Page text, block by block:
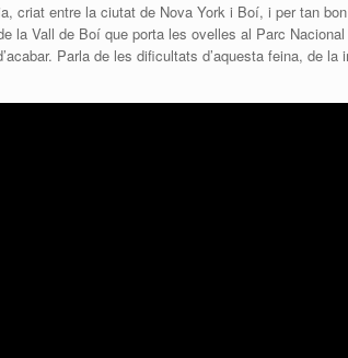
, criat entre la ciutat de Nova York i Boí, i per tan
la Vall de Boí que porta les ovelles al Parc
Parla de les dificultats d’aquesta feina, de